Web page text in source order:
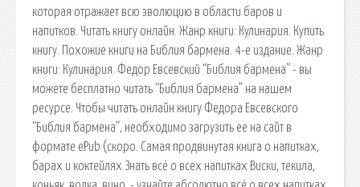
которая отражает всю эволюцию в области баров и
напитков. Читать книгу онлайн. Жанр книги: Кулинария. Купить
книгу. Похожие книги на Библия бармена. 4-е издание. Жанр
книги: Кулинария. Федор Евсевский “Библия бармена” - вы
можете бесплатно читать “Библия бармена” на нашем
ресурсе. Чтобы читать онлайн книгу Федора Евсевского
“Библия бармена”, необходимо загрузить ее на сайт в
формате ePub (скоро. Самая продвинутая книга о напитках,
барах и коктейлях Знать всё о всех напитках Виски, текила,